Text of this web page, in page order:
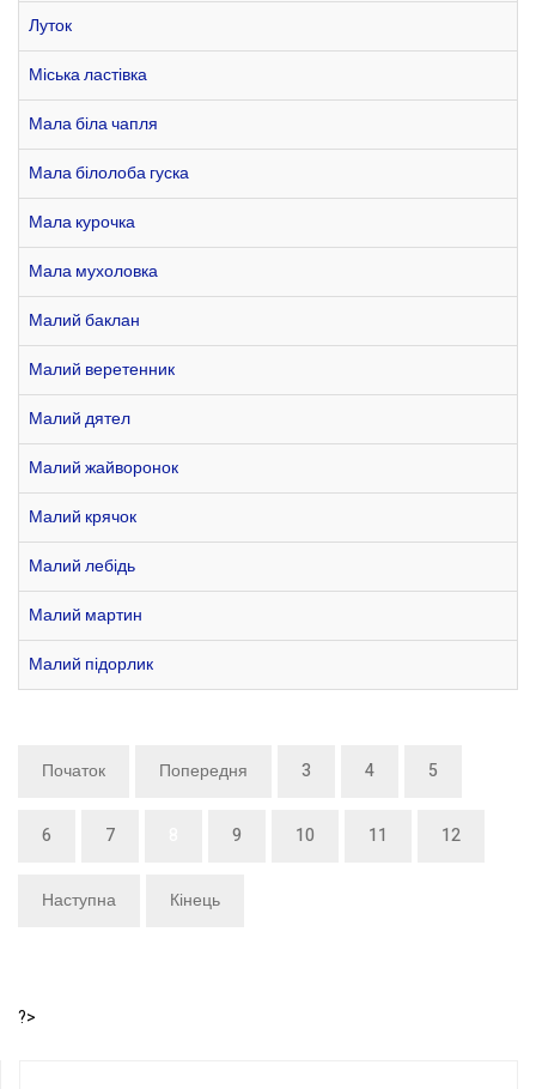
Луток
Міська ластівка
Мала біла чапля
Мала білолоба гуска
Мала курочка
Мала мухоловка
Малий баклан
Малий веретенник
Малий дятел
Малий жайворонок
Малий крячок
Малий лебідь
Малий мартин
Малий підорлик
Початок Попередня 3 4 5
6 7 9 10 11 12
Наступна Кінець
?>